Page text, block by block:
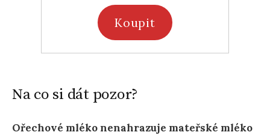
Koupit
Na co si dát pozor?
Ořechové mléko nenahrazuje mateřské mléko